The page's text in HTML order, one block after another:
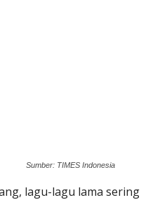
Sumber: TIMES Indonesia
lagu-lagu lama sering